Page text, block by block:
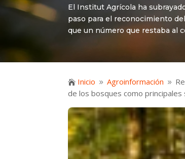
El Institut Agrícola ha
paso para el reconocimiento
que un número que restaba al
 Inicio 9 Agroinformación 9
de los bosques como principales